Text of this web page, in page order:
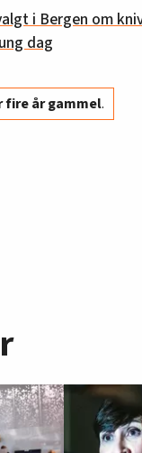
i Bergen om
dag
fire år gammel.